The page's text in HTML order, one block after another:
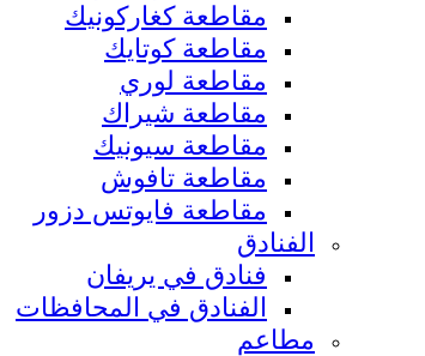
مقاطعة كغاركونيك
مقاطعة كوتايك
مقاطعة لوري
مقاطعة شيراك
مقاطعة سيونيك
مقاطعة تافوش
مقاطعة فايوتس دزور
الفنادق
فنادق في يريفان
الفنادق في المحافظات
مطاعم